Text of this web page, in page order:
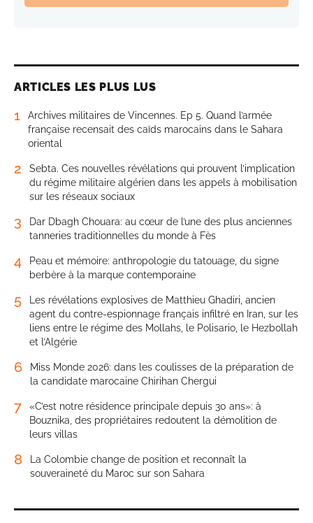
ARTICLES LES PLUS LUS
1
Archives militaires de Vincennes. Ep 5. Quand l’armée
française recensait des caïds marocains dans le Sahara
oriental
2
Sebta. Ces nouvelles révélations qui prouvent l’implication
du régime militaire algérien dans les appels à mobilisation
sur les réseaux sociaux
3
Dar Dbagh Chouara: au cœur de l’une des plus anciennes
tanneries traditionnelles du monde à Fès
4
Peau et mémoire: anthropologie du tatouage, du signe
berbère à la marque contemporaine
5
Les révélations explosives de Matthieu Ghadiri, ancien
agent du contre-espionnage français infiltré en Iran, sur les
liens entre le régime des Mollahs, le Polisario, le Hezbollah
et l’Algérie
6
Miss Monde 2026: dans les coulisses de la préparation de
la candidate marocaine Chirihan Chergui
7
«C’est notre résidence principale depuis 30 ans»: à
Bouznika, des propriétaires redoutent la démolition de
leurs villas
8
La Colombie change de position et reconnaît la
souveraineté du Maroc sur son Sahara